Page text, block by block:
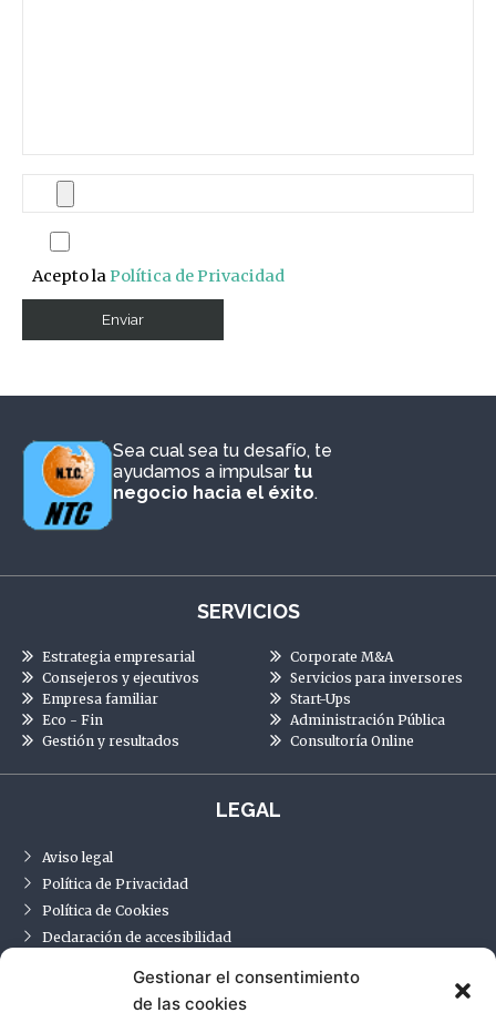
Gestionar el consentimiento
de las cookies
Acepto laPolítica de Privacidad
Sea cual sea tu desafío, te
ayudamos a impulsar tu
negocio hacia el éxito.
SERVICIOS
Estrategia empresarial
Consejeros y ejecutivos
Empresa familiar
Eco - Fin
Gestión y resultados
Corporate M&A
Servicios para inversores
Start-Ups
Administración Pública
Consultoría Online
LEGAL
Aviso legal
Política de Privacidad
Política de Cookies
Declaración de accesibilidad
CONTACTO